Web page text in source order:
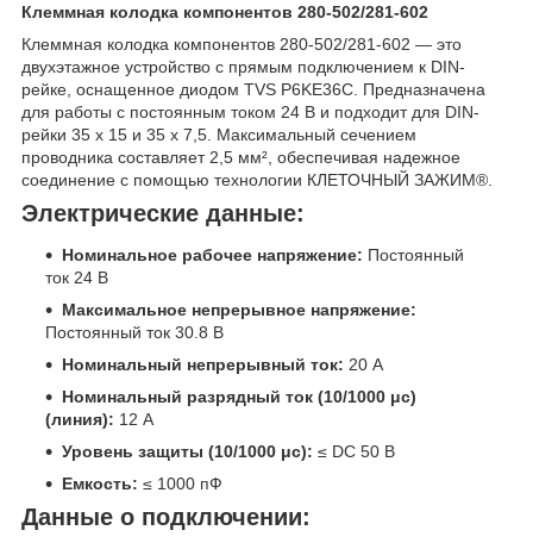
Клеммная колодка компонентов 280-502/281-602
Клеммная колодка компонентов 280-502/281-602 — это
двухэтажное устройство с прямым подключением к DIN-
рейке, оснащенное диодом TVS P6KE36C. Предназначена
для работы с постоянным током 24 В и подходит для DIN-
рейки 35 x 15 и 35 x 7,5. Максимальный сечением
проводника составляет 2,5 мм², обеспечивая надежное
соединение с помощью технологии КЛЕТОЧНЫЙ ЗАЖИМ®.
Электрические данные:
Номинальное рабочее напряжение: Постоянный
ток 24 В
Максимальное непрерывное напряжение:
Постоянный ток 30.8 В
Номинальный непрерывный ток: 20 A
Номинальный разрядный ток (10/1000 μс)
(линия): 12 А
Уровень защиты (10/1000 μс): ≤ DC 50 В
Емкость: ≤ 1000 пФ
Данные о подключении: